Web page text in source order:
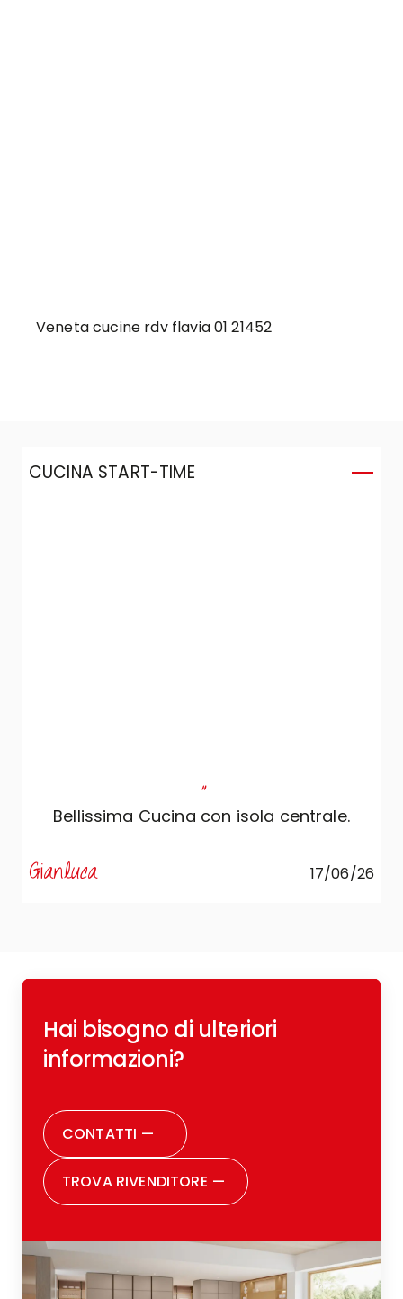
Veneta cucine rdv flavia 01 21452
CUCINA START-TIME
"
Bellissima Cucina con isola centrale.
Gianluca 17/06/26
Hai bisogno di ulteriori
informazioni?
CONTATTI —
TROVA RIVENDITORE —